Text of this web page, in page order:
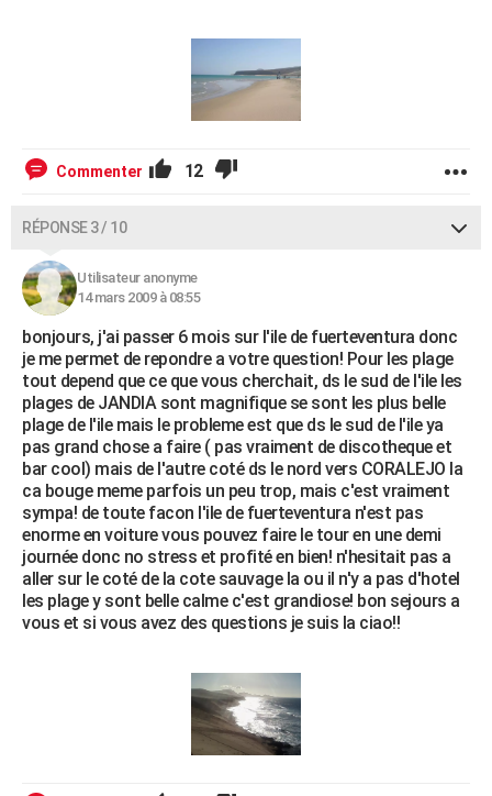
Commenter 12
RÉPONSE 3 / 10
Utilisateur anonyme
14 mars 2009 à 08:55
bonjours, j'ai passer 6 mois sur l'ile de fuerteventura donc
je me permet de repondre a votre question! Pour les plage
tout depend que ce que vous cherchait, ds le sud de l'ile les
plages de JANDIA sont magnifique se sont les plus belle
plage de l'ile mais le probleme est que ds le sud de l'ile ya
pas grand chose a faire ( pas vraiment de discotheque et
bar cool) mais de l'autre coté ds le nord vers CORALEJO la
ca bouge meme parfois un peu trop, mais c'est vraiment
sympa! de toute facon l'ile de fuerteventura n'est pas
enorme en voiture vous pouvez faire le tour en une demi
journée donc no stress et profité en bien! n'hesitait pas a
aller sur le coté de la cote sauvage la ou il n'y a pas d'hotel
les plage y sont belle calme c'est grandiose! bon sejours a
vous et si vous avez des questions je suis la ciao!!